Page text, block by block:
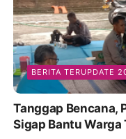
BERITA TERUPDATE
Tanggap Bencana,
Sigap Bantu